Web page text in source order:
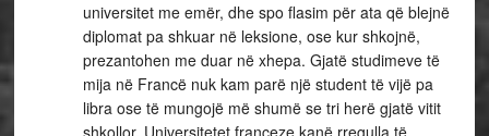
universitet me emër, dhe spo flasim për ata që blejnë
diplomat pa shkuar në leksione, ose kur shkojnë,
prezantohen me duar në xhepa. Gjatë studimeve të
mija në Francë nuk kam parë një student të vijë pa
libra ose të mungojë më shumë se tri herë gjatë vitit
shkollor. Universitetet franceze kanë rregulla të